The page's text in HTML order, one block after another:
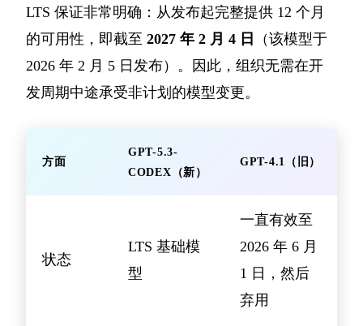
LTS 保证非常明确：从发布起完整提供 12 个月
的可用性，即截至 2027 年 2 月 4 日
（该模型于
2026 年 2 月 5 日发布）。因此，组织无需在开
发周期中途承受非计划的模型变更。
方面
GPT-5.3-
CODEX（新）
GPT-4.1（旧）
状态
LTS 基础模
型
一直有效至
2026 年 6 月
1 日，然后
弃用